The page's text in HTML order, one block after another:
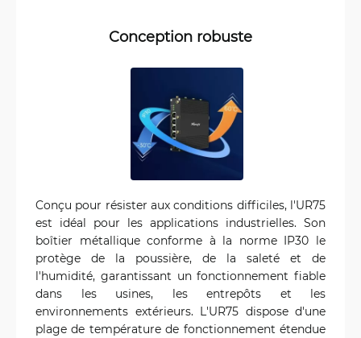
Conception robuste
Conçu pour résister aux conditions difficiles, l'UR75
est idéal pour les applications industrielles. Son
boîtier métallique conforme à la norme IP30 le
protège de la poussière, de la saleté et de
l'humidité, garantissant un fonctionnement fiable
dans les usines, les entrepôts et les
environnements extérieurs. L'UR75 dispose d'une
plage de température de fonctionnement étendue